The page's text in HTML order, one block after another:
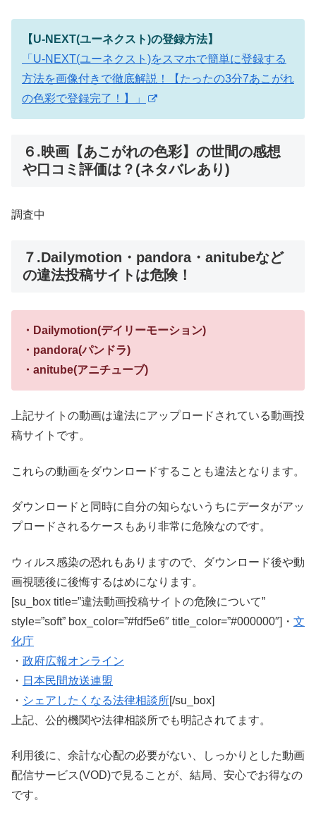
【U-NEXT(ユーネクスト)の登録方法】
「U-NEXT(ユーネクスト)をスマホで簡単に登録する
方法を画像付きで徹底解説！【たったの3分7あこがれ
の色彩で登録完了！】」
６.映画【あこがれの色彩】の世間の感想
や口コミ評価は？(ネタバレあり)
調査中
７.Dailymotion・pandora・anitubeなど
の違法投稿サイトは危険！
・Dailymotion(デイリーモーション)
・pandora(パンドラ)
・anitube(アニチューブ)
上記サイトの動画は違法にアップロードされている動画投
稿サイトです。
これらの動画をダウンロードすることも違法となります。
ダウンロードと同時に自分の知らないうちにデータがアッ
プロードされるケースもあり非常に危険なのです。
ウィルス感染の恐れもありますので、ダウンロード後や動
画視聴後に後悔するはめになります。
[su_box title=”違法動画投稿サイトの危険について”
style=”soft” box_color=”#fdf5e6″ title_color=”#000000″]・ 文
化庁
・ 政府広報オンライン
・ 日本民間放送連盟
・ シェアしたくなる法律相談所[/su_box]
上記、公的機関や法律相談所でも明記されてます。
利用後に、余計な心配の必要がない、しっかりとした動画
配信サービス(VOD)で見ることが、結局、安心でお得なの
です。